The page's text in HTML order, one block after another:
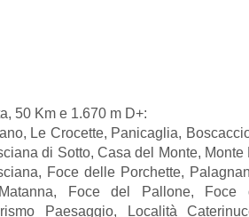
50 Km e 1.670 m D+:
Le Crocette, Panicaglia,
di Sotto, Casa del Monte,
Foce delle Porchette,
Foce del Pallone, Foce
Paesaggio, Località